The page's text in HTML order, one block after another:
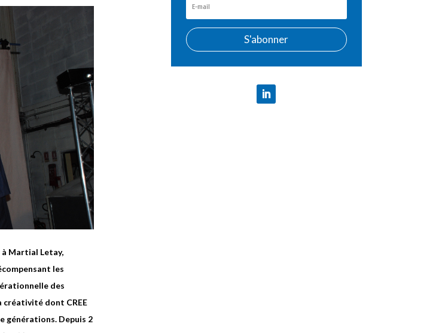
à Martial Letay,
les
des
créativité dont CREE
générations. Depuis 2
S'abonner